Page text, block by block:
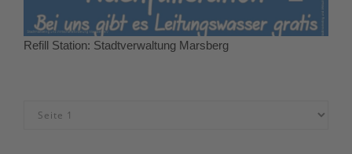
Refill Station: Stadtverwaltung Marsberg